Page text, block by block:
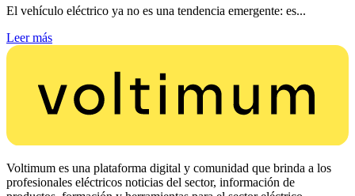
El vehículo eléctrico ya no es una tendencia emergente: es...
Leer más
Voltimum es una plataforma digital y comunidad que brinda a los
profesionales eléctricos noticias del sector, información de